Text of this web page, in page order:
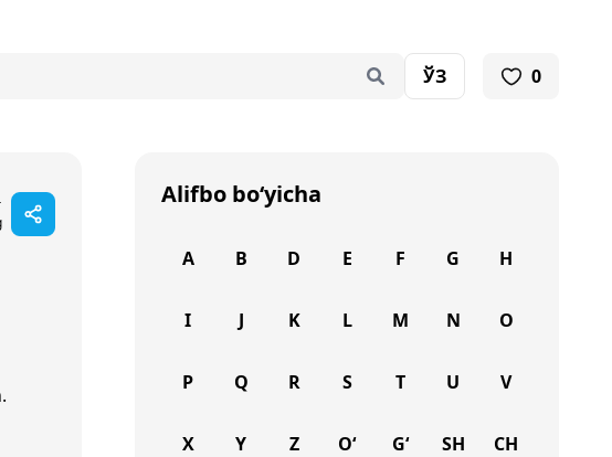
ЎЗ 0
Alifbo bo‘yicha
A B D E F G H
I J K L M N O
P Q R S T U V
X Y Z O‘ G‘ SH CH